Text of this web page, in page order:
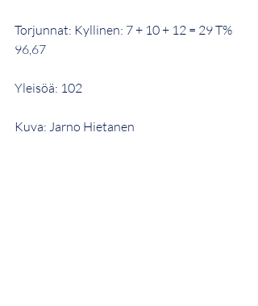
Torjunnat: Kyllinen: 7 + 10 + 12 = 29 T%
96,67
Yleisöä: 102
Kuva: Jarno Hietanen